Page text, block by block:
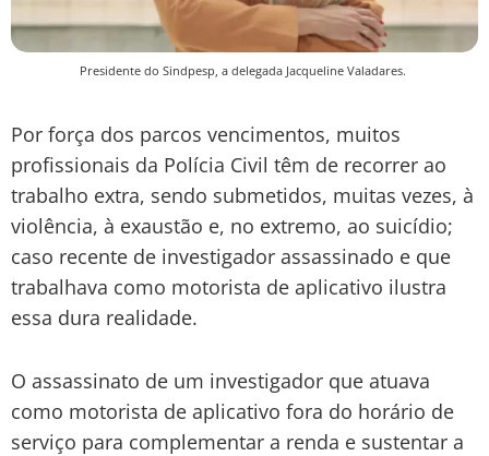
Presidente do Sindpesp, a delegada Jacqueline Valadares.
Por força dos parcos vencimentos, muitos
profissionais da Polícia Civil têm de recorrer ao
trabalho extra, sendo submetidos, muitas vezes, à
violência, à exaustão e, no extremo, ao suicídio;
caso recente de investigador assassinado e que
trabalhava como motorista de aplicativo ilustra
essa dura realidade.
O assassinato de um investigador que atuava
como motorista de aplicativo fora do horário de
serviço para complementar a renda e sustentar a